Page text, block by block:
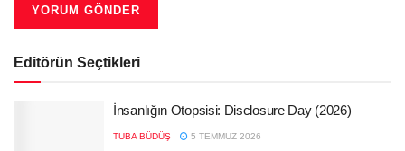
Editörün Seçtikleri
İnsanlığın Otopsisi: Disclosure Day (2026)
TUBA BÜDÜŞ 5 TEMMUZ 2026